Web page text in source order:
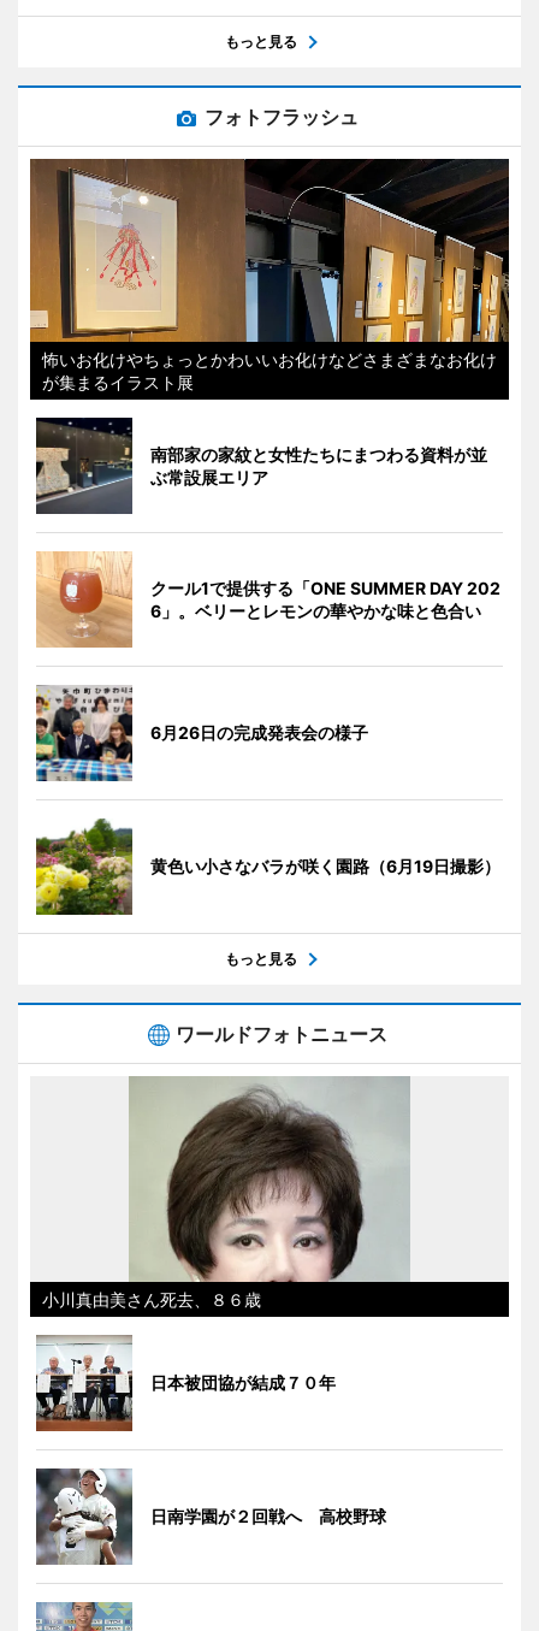
もっと見る
フォトフラッシュ
怖いお化けやちょっとかわいいお化けなどさまざまなお化け
が集まるイラスト展
南部家の家紋と女性たちにまつわる資料が並
ぶ常設展エリア
クール1で提供する「ONE SUMMER DAY 202
6」。ベリーとレモンの華やかな味と色合い
6月26日の完成発表会の様子
黄色い小さなバラが咲く園路（6月19日撮影）
もっと見る
ワールドフォトニュース
小川真由美さん死去、８６歳
日本被団協が結成７０年
日南学園が２回戦へ 高校野球